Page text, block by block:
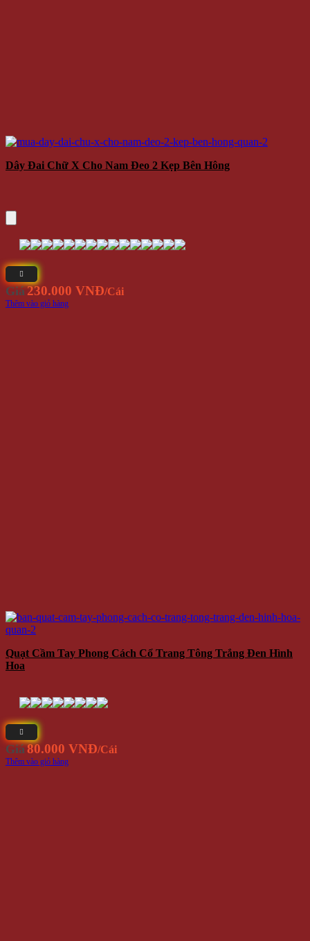
Dây Đai Chữ X Cho Nam Đeo 2 Kẹp Bên Hông
Giá230.000 VNĐ/Cái
Thêm vào giỏ hàng
Quạt Cầm Tay Phong Cách Cổ Trang Tông Trắng Đen Hình
Hoa
Giá80.000 VNĐ/Cái
Thêm vào giỏ hàng